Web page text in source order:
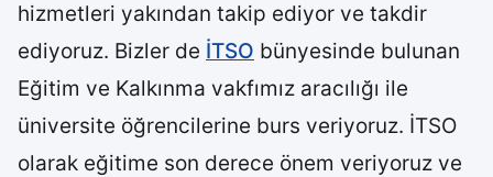
hizmetleri yakından takip ediyor ve takdir
ediyoruz. Bizler de İTSO bünyesinde bulunan
Eğitim ve Kalkınma vakfımız aracılığı ile
üniversite öğrencilerine burs veriyoruz. İTSO
olarak eğitime son derece önem veriyoruz ve